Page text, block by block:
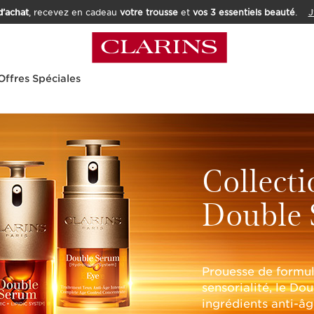
, recevez en cadeau votre trousseet vos 3 essentiels beauté.
Spéciales
Double
Prouesse de
sensorialité, le
ingrédients anti-